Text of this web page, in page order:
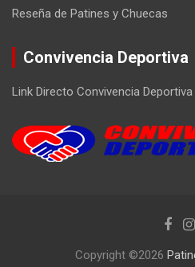
Reseña de Patines y Chuecas
Convivencia Deportiva
Link Directo Convivencia Deportiva
Copyright ©2026